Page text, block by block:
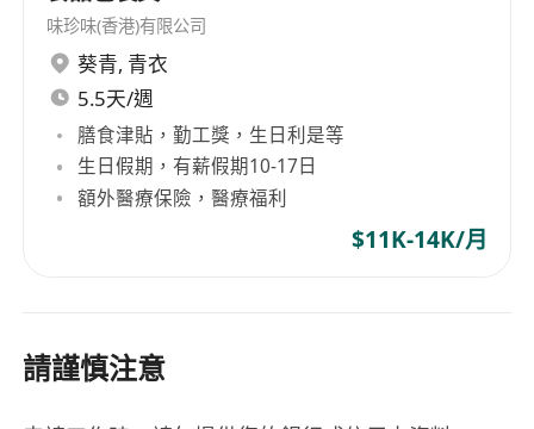
味珍味(香港)有限公司
葵青, 青衣
5.5天/週
膳食津貼，勤工獎，生日利是等
生日假期，有薪假期10-17日
額外醫療保險，醫療福利
$11K-14K/月
請謹慎注意